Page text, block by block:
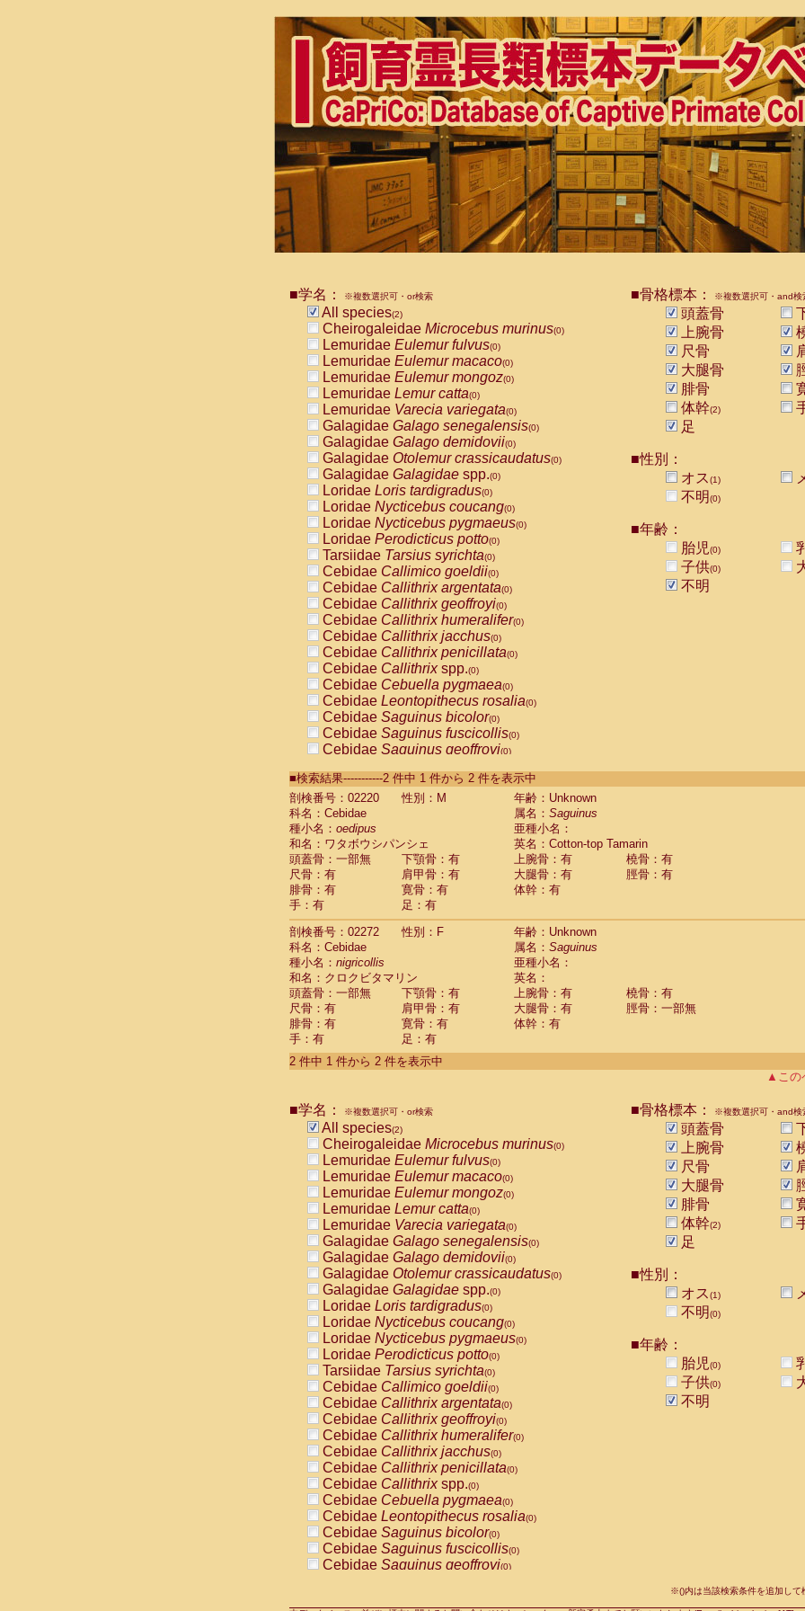
■学名： ※複数選択可・or検索
All species(2)
Cheirogaleidae Microcebus murinus(0)
Lemuridae Eulemur fulvus(0)
Lemuridae Eulemur macaco(0)
Lemuridae Eulemur mongoz(0)
Lemuridae Lemur catta(0)
Lemuridae Varecia variegata(0)
Galagidae Galago senegalensis(0)
Galagidae Galago demidovii(0)
Galagidae Otolemur crassicaudatus(0)
Galagidae Galagidae spp.(0)
Loridae Loris tardigradus(0)
Loridae Nycticebus coucang(0)
Loridae Nycticebus pygmaeus(0)
Loridae Perodicticus potto(0)
Tarsiidae Tarsius syrichta(0)
Cebidae Callimico goeldii(0)
Cebidae Callithrix argentata(0)
Cebidae Callithrix geoffroyi(0)
Cebidae Callithrix humeralifer(0)
Cebidae Callithrix jacchus(0)
Cebidae Callithrix penicillata(0)
Cebidae Callithrixspp.(0)
Cebidae Cebuella pygmaea(0)
Cebidae Leontopithecus rosalia(0)
Cebidae Saguinus bicolor(0)
Cebidae Saguinus fuscicollis(0)
Cebidae Saguinus geoffroyi(0)
CebidaeSaguinus labiatus(0)
Cebidae Saguinus leucopus (0)
Cebidae
Cebidae
CebidaeSaguinus nigricollis (1)
Cebidae Saguinus oedipus
Cebidae Saguinus weddelli
Cebidae Saguinusspp.
Cebidae Aotus trivirgatus
Cebidae Cebus albifrons
Cebidae
CebidaeCebus capucinus
CebidaeCebus nigrivittatus
Cebidae Cebusspp.(0)
Cebidae Saimiri boliviensis
Cebidae Saimiri sciureus
Atelidae Alouatta caraya
AtelidaeAlouatta fusca
AtelidaeAlouatta seniculus
AtelidaeAteles belzebuth
AtelidaeAteles geoffroyi
AtelidaeAteles paniscus(0)
AtelidaeAtelesspp. (0)
AtelidaeLagothrix lagothricha
AtelidaeLagothrix lagothricha cana
PitheciidaeCacajao calvus rubicundus
PitheciidaeCallicebus cupreus
PitheciidaeCallicebus donacophilus
PitheciidaeCallicebus moloch
PitheciidaeCallicebus torquatus(0)
PitheciidaeCallicebusspp.
PitheciidaeChiropotes satanas
PitheciidaePithecia monachus
PitheciidaePithecia pithecia (0)
CercopithecidaeCercocebus agilis
CercopithecidaeCercocebus galeritus chrysogaster
CercopithecidaeCercocebus torquatus atys
CercopithecidaeCercocebus torquatus lunulatus
CercopithecidaeCercocebus torquatus torquatus
CercopithecidaeCercocebushybrid
CercopithecidaeCercocebusspp.
CercopithecidaeLophocebus albigena
CercopithecidaePapio anubis
CercopithecidaePapio cynocephalus
CercopithecidaePapio hamadryas
CercopithecidaePapio papio
CercopithecidaePapiospp.(0)
CercopithecidaeMandrillus leucophaeus
CercopithecidaeMandrillus sphinx
CercopithecidaeMacaca arctoides(0)
■骨格標本： ※複数選択可・and検
頭蓋骨
上腕骨
尺骨
大腿骨
腓骨
体幹(2)
足
■性別：
オス(1)
不明(0)
■年齢：
胎児(0)
子供(0)
不明
■検索結果-----------2 件中 1 件から 2 件を表示中
剖検番号：02220
性別：M
年齢：Unknown
科名：Cebidae
属名： Saguinus
種小名： oedipus
亜種小名：
和名：ワタボウシパンシェ
英名：Cotton-top Tamarin
頭蓋骨：一部無
下顎骨：有 上腕骨：有
橈骨：有
尺骨：有
肩甲骨：有 大腿骨：有
脛骨：有
腓骨：有
寛骨：有
体幹：有
手：有
足：有
剖検番号：02272
性別：F
年齢：Unknown
科名：Cebidae
属名： Saguinus
種小名： nigricollis
亜種小名：
和名：クロクビタマリン
英名：
頭蓋骨：一部無
下顎骨：有 上腕骨：有
橈骨：有
尺骨：有
肩甲骨：有 大腿骨：有
脛骨：一部無
腓骨：有
寛骨：有
体幹：有
手：有
足：有
2 件中 1 件から 2 件を表示中
▲この
■学名： ※複数選択可・or検索
All species(2)
Cheirogaleidae Microcebus murinus(0)
Lemuridae Eulemur fulvus(0)
Lemuridae Eulemur macaco(0)
Lemuridae Eulemur mongoz(0)
Lemuridae Lemur catta(0)
Lemuridae Varecia variegata(0)
Galagidae Galago senegalensis(0)
Galagidae Galago demidovii(0)
Galagidae Otolemur crassicaudatus(0)
Galagidae Galagidae spp.(0)
Loridae Loris tardigradus(0)
Loridae Nycticebus coucang(0)
Loridae Nycticebus pygmaeus(0)
Loridae Perodicticus potto(0)
Tarsiidae Tarsius syrichta(0)
Cebidae Callimico goeldii(0)
Cebidae Callithrix argentata(0)
Cebidae Callithrix geoffroyi(0)
Cebidae Callithrix humeralifer(0)
Cebidae Callithrix jacchus(0)
Cebidae Callithrix penicillata(0)
Cebidae Callithrixspp.(0)
Cebidae Cebuella pygmaea(0)
Cebidae Leontopithecus rosalia(0)
Cebidae Saguinus bicolor(0)
Cebidae Saguinus fuscicollis(0)
Cebidae Saguinus geoffroyi(0)
■骨格標本： ※複数選択可・and検
頭蓋骨
上腕骨
尺骨
大腿骨
腓骨
体幹(2)
足
■性別：
オス(1)
不明(0)
■年齢：
胎児(0)
子供(0)
不明
※()内は当該検索条件を追加して